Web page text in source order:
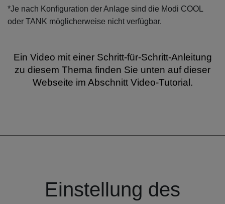
*Je nach Konfiguration der Anlage sind die Modi COOL
oder TANK möglicherweise nicht verfügbar.
Ein Video mit einer Schritt-für-Schritt-Anleitung
zu diesem Thema finden Sie unten auf dieser
Webseite im Abschnitt Video-Tutorial.
Einstellung des